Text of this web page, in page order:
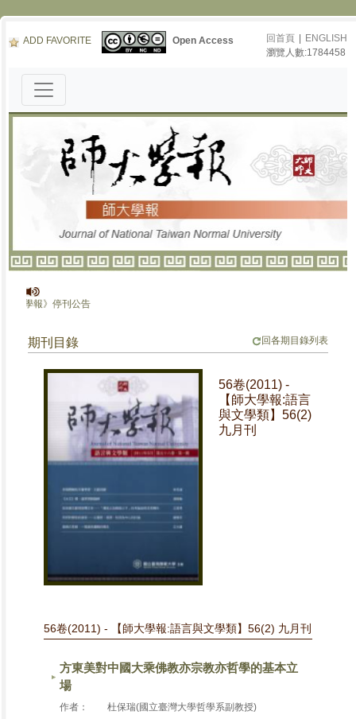
ADD FAVORITE Open Access 回首頁
ENGLISH
瀏覽人數:1784458
大學報》停刊公告
期刊目錄 回各期目錄列表
56卷(2011) -
【師大學報:語言
與文學類】56(2)
九月刊
56卷(2011) - 【師大學報:語言與文學類】56(2) 九月刊
方東美對中國大乘佛教亦宗教亦哲學的基本立
場
作者： 杜保瑞(國立臺灣大學哲學系副教授)